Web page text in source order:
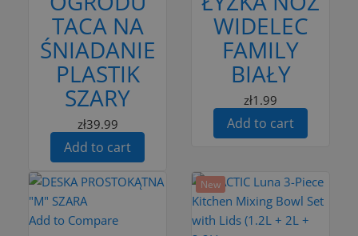
TACA NA
ŚNIADANIE
PLASTIK
SZARY
zł39.99
Add to cart
WIDELEC
FAMILY
BIAŁY
zł1.99
Add to cart
Add to Compare
New